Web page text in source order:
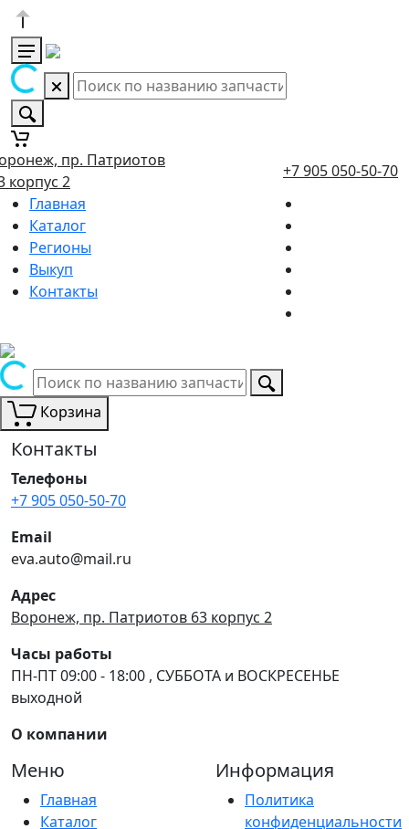
пр. Патриотов
корпус 2
+7 905 050-50-70
Главная
Каталог
Регионы
Выкуп
Контакты
Корзина
Контакты
Телефоны
+7 905 050-50-70
Email
eva.auto@mail.ru
Адрес
Воронеж, пр. Патриотов 63 корпус 2
Часы работы
ПН-ПТ 09:00 - 18:00 , СУББОТА и ВОСКРЕСЕНЬЕ
выходной
О компании
Меню
Главная
Каталог
Информация
Политика
конфиденциальности